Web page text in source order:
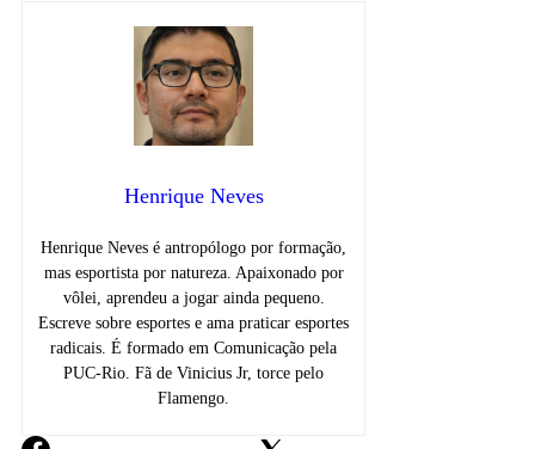
Henrique Neves
Henrique Neves é antropólogo por formação,
mas esportista por natureza. Apaixonado por
vôlei, aprendeu a jogar ainda pequeno.
Escreve sobre esportes e ama praticar esportes
radicais. É formado em Comunicação pela
PUC-Rio. Fã de Vinicius Jr, torce pelo
Flamengo.